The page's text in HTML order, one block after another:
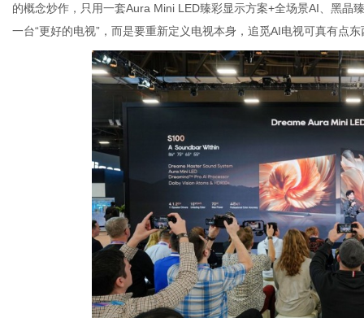
的概念炒作，只用一套Aura Mini LED臻彩显示方案+全场景AI、黑晶
一台“更好的电视”，而是要重新定义电视本身，追觅AI电视可真有点东